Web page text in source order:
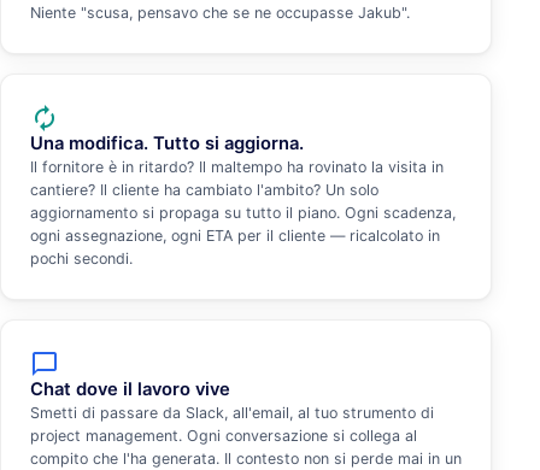
Niente "scusa, pensavo che se ne occupasse Jakub".
autorenew
Una modifica. Tutto si aggiorna.
Il fornitore è in ritardo? Il maltempo ha rovinato la visita in
cantiere? Il cliente ha cambiato l'ambito? Un solo
aggiornamento si propaga su tutto il piano. Ogni scadenza,
ogni assegnazione, ogni ETA per il cliente — ricalcolato in
pochi secondi.
chat_bubble_outline
Chat dove il lavoro vive
Smetti di passare da Slack, all'email, al tuo strumento di
project management. Ogni conversazione si collega al
compito che l'ha generata. Il contesto non si perde mai in un